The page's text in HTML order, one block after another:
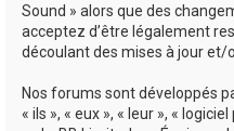
Sound » alors que des
acceptez d’être légalement
découlant des mises à jour et/
Nos forums sont développés
« ils », « eux », « leur », «